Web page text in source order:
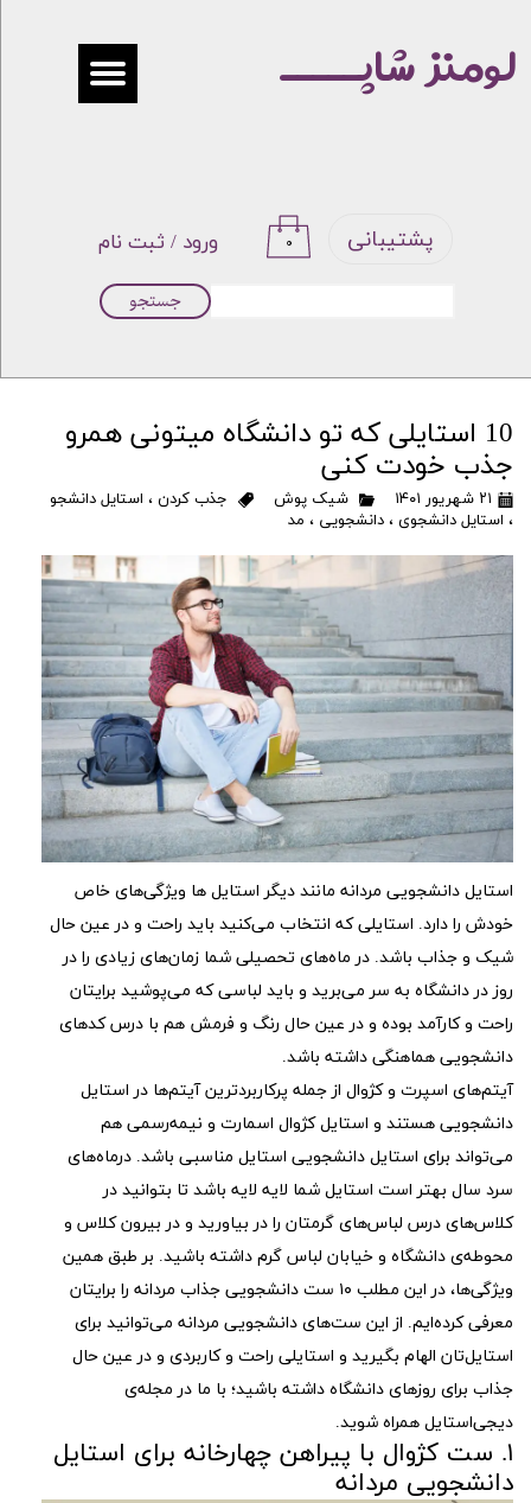
ورود / ثبت نام
حساب کاربری من
۰ پشتیبانی
جستجو
لومنز شاپـــــ
10 استایلی که تو دانشگاه میتونی همرو
جذب خودت کنی
۲۱ شهریور ۱۴۰۱ شیک پوش جذب کردن ، استایل دانشجو
، استایل دانشجوی ، دانشجویی ، مد
استایل دانشجویی مردانه مانند دیگر استایل ها ویژگی‌های خاص
خودش را دارد. استایلی که انتخاب می‌کنید باید راحت و در عین حال
شیک و جذاب باشد. در ماه‌های تحصیلی شما زمان‌های زیادی را در
روز در دانشگاه به سر می‌برید و باید لباسی که می‌پوشید برایتان
راحت و کارآمد بوده و در عین حال رنگ و فرمش هم با درس کد‌های
دانشجویی هماهنگی داشته باشد.
آیتم‌های اسپرت و کژوال از جمله پرکاربرد‌ترین آیتم‌ها در استایل
دانشجویی هستند و استایل کژوال اسمارت و نیمه‌رسمی هم
می‌تواند برای استایل دانشجویی استایل مناسبی باشد. درماه‌های
سرد سال بهتر است استایل شما لایه لایه باشد تا بتوانید در
کلاس‌های درس لباس‌های گرمتان را در بیاورید و در بیرون کلاس و
محوطه‌ی دانشگاه و خیابان لباس گرم داشته باشید. بر طبق همین
ویژگی‌ها، در این مطلب ۱۰ ست دانشجویی جذاب مردانه را برایتان
معرفی کرده‌ایم. از این ست‌های دانشجویی مردانه می‌توانید برای
استایل‌تان الهام بگیرید و استایلی راحت و کاربردی و در عین حال
جذاب برای روزهای دانشگاه داشته باشید؛ با ما در مجله‌ی
دیجی‌استایل همراه شوید.
۱. ست کژوال با پیراهن چهارخانه برای استایل
دانشجویی مردانه